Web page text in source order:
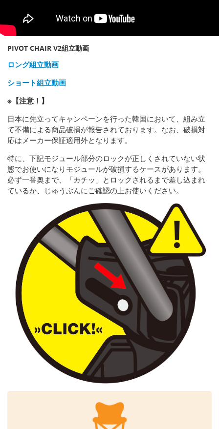
PIVOT CHAIR V2組立動画
ロング組立動画
ショート組立動画
※【注意！】
日本に先立ってキャンペーンを行った韓国において、組み立
て不備による商品破損が報告されております。なお、破損対
応はメーカー保証適用外となります。
特に、下記モジュール部分のロックが正しくされていない状
態でお使いになりモジュールが破損するケースがあります。
必ず一番奥まで、「カチッ」とロックされるまで差し込まれ
ているか、じゅうぶんにご確認の上お使いください。